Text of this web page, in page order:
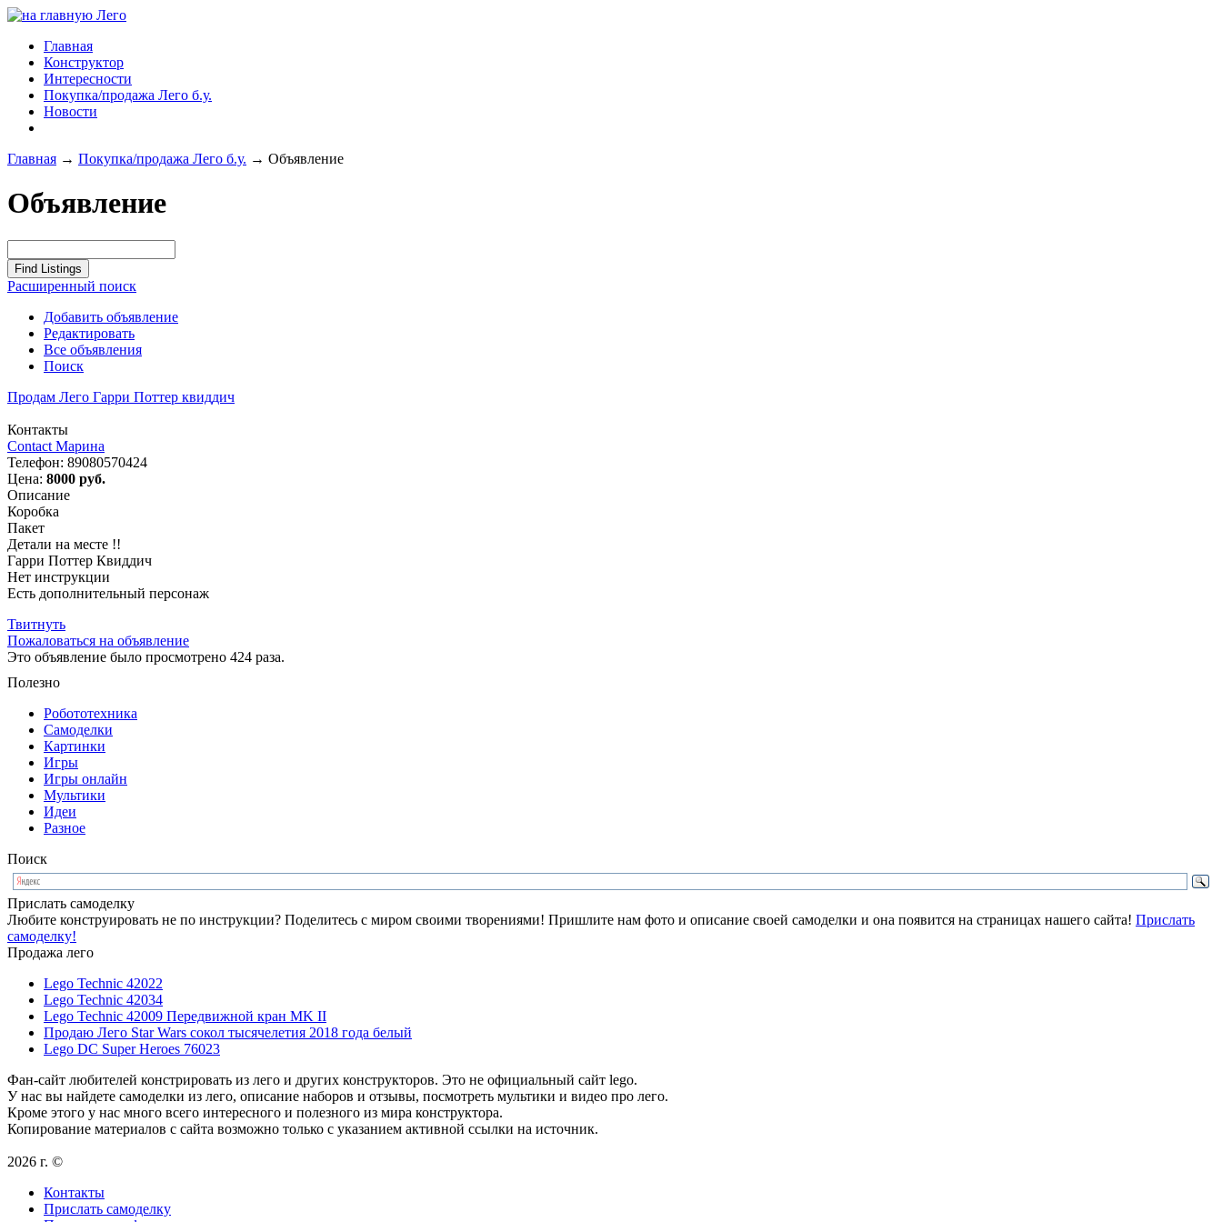
Главная
Конструктор
Интересности
Покупка/продажа Лего б.у.
Новости
Главная → Покупка/продажа Лего б.у. → Объявление
Объявление
Расширенный поиск
Добавить объявление
Редактировать
Все объявления
Поиск
Продам Лего Гарри Поттер квиддич
Контакты
Contact Марина
Телефон: 89080570424
Цена: 8000 руб.
Описание
Коробка
Пакет
Детали на месте !!
Гарри Поттер Квиддич
Нет инструкции
Есть дополнительный персонаж
Твитнуть
Пожаловаться на объявление
Это объявление было просмотрено 424 раза.
Полезно
Робототехника
Самоделки
Картинки
Игры
Игры онлайн
Мультики
Идеи
Разное
Поиск
Прислать самоделку
Любите конструировать не по инструкции? Поделитесь с миром своими творениями! Пришлите нам фото и описание своей самоделки и она появится на страницах нашего сайта! Прислать
самоделку!
Продажа лего
Lego Technic 42022
Lego Technic 42034
Lego Technic 42009 Передвижной кран MK II
Продаю Лего Star Wars сокол тысячелетия 2018 года белый
Lego DC Super Heroes 76023
Фан-сайт любителей констрировать из лего и других конструкторов. Это не официальный сайт lego.
У нас вы найдете самоделки из лего, описание наборов и отзывы, посмотреть мультики и видео про лего.
Кроме этого у нас много всего интересного и полезного из мира конструктора.
Копирование материалов с сайта возможно только с указанием активной ссылки на источник.
2026 г. ©
Контакты
Прислать самоделку